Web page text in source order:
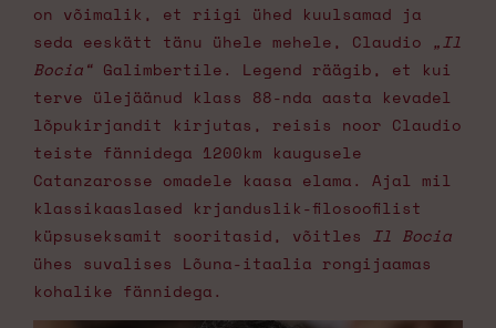
on võimalik, et riigi ühed kuulsamad ja
seda eeskätt tänu ühele mehele, Claudio „Il
Bocia“ Galimbertile. Legend räägib, et kui
terve ülejäänud klass 88-nda aasta kevadel
lõpukirjandit kirjutas, reisis noor Claudio
teiste fännidega 1200km kaugusele
Catanzarosse omadele kaasa elama. Ajal mil
klassikaaslased krjanduslik-filosoofilist
küpsuseksamit sooritasid, võitles Il Bocia
ühes suvalises Lõuna-itaalia rongijaamas
kohalike fännidega.